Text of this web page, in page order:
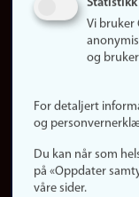
Om nettstedet
Informasjonskapsler
Personvern
Logg inn
Statistikk
Vi bruker
og
For detaljert
og
Du kan når som
på «Oppdater
våre sider.